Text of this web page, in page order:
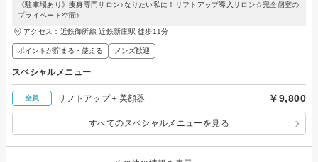
《駐車場あり》痩身専門サロン♪なりたい私に！リフトアップ導入サロン☆完全個室の
プライベート空間♪
アクセス：近鉄御所線 近鉄新庄駅 徒歩11分
ポイントが貯まる・使える メンズ歓迎
スペシャルメニュー
全員 リフトアップ＋美顔器 ￥9,800
すべてのスペシャルメニューを見る